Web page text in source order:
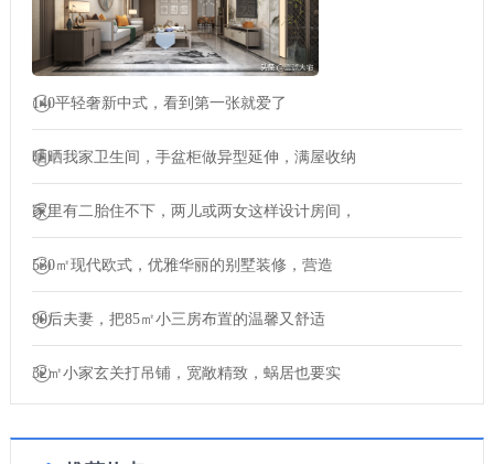
140平轻奢新中式，看到第一张就爱了
晒晒我家卫生间，手盆柜做异型延伸，满屋收纳
家里有二胎住不下，两儿或两女这样设计房间，
530㎡现代欧式，优雅华丽的别墅装修，营造
90后夫妻，把85㎡小三房布置的温馨又舒适
32㎡小家玄关打吊铺，宽敞精致，蜗居也要实